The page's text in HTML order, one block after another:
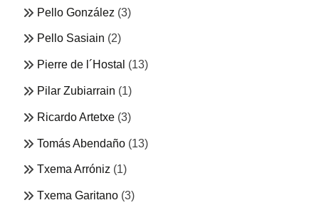
Pello González (3)
Pello Sasiain (2)
Pierre de l´Hostal (13)
Pilar Zubiarrain (1)
Ricardo Artetxe (3)
Tomás Abendaño (13)
Txema Arróniz (1)
Txema Garitano (3)